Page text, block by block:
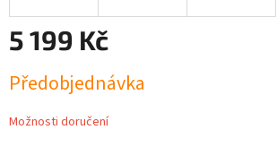
5 199 Kč
cena:
Předobjednávka
Možnosti doručení